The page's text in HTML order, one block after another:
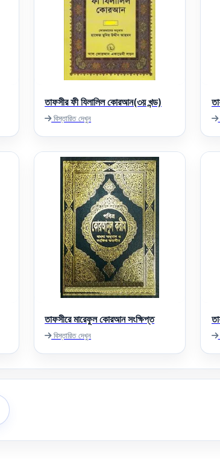
তাফসীর ফী যিলালিল কোরআন(৩য় খন্ড)
বিস্তারিত দেখুন
তাফসীরে মারেফুল কোরআন সংক্ষিপ্ত
বিস্তারিত দেখুন